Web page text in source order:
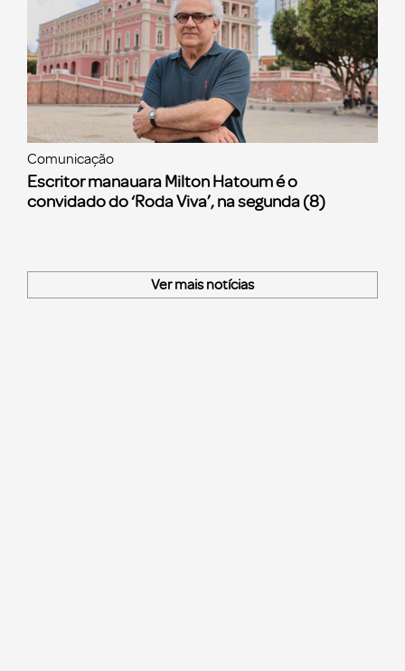
Comunicação
Escritor manauara Milton Hatoum é o
convidado do ‘Roda Viva’, na segunda (8)
Ver mais notícias